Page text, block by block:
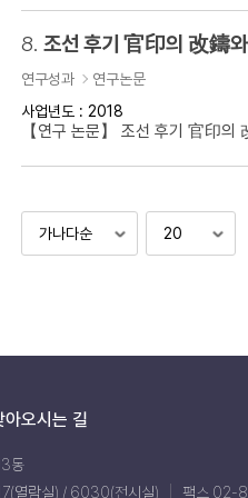
8. 조선 후기 官印의 改鑄
연구성과
연구논문
사업년도 : 2018
【연구 논문】 조선 후기 官印의
아오시는 길
동
열람실) / 6030(전시실)
팩스 02-